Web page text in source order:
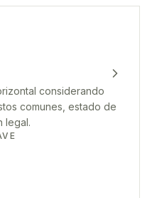
considerando
comunes, estado de
legal.